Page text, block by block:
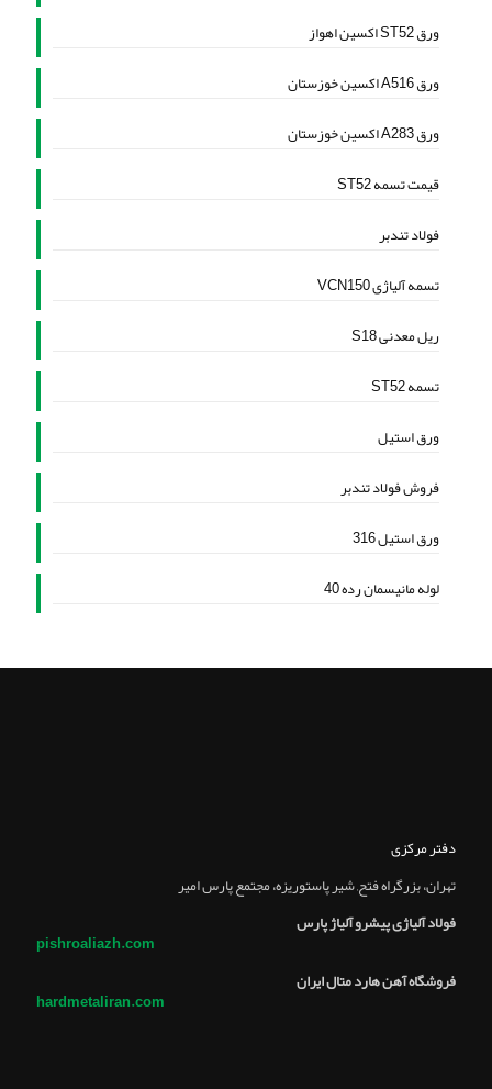
ورق ST52 اکسین اهواز
ورق A516 اکسین خوزستان
ورق A283 اکسین خوزستان
قیمت تسمه ST52
فولاد تندبر
تسمه آلیاژی VCN150
ریل معدنی S18
تسمه ST52
ورق استیل
فروش فولاد تندبر
ورق استیل 316
لوله مانیسمان رده 40
دفتر مرکزی
تهران، بزرگراه فتح, شير پاستوريزه، مجتمع پارس امير
فولاد آلیاژی پیشرو آلیاژ پارس
pishroaliazh.com
فروشگاه آهن هارد متال ایران
hardmetaliran.com